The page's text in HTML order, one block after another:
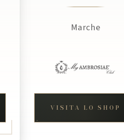
Marche
VISITA LO SHOP